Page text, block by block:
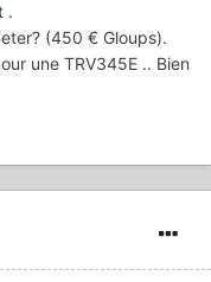
.
(450 € Gloups).
une TRV345E .. Bien